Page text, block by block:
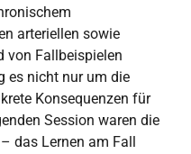
arteriellen sowie
von Fallbeispielen
es nicht nur um die
Konsequenzen für
Session waren die
das Lernen am Fall